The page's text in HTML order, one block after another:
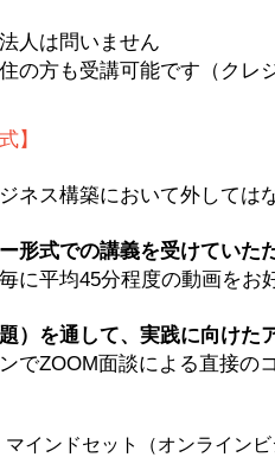
は問いません
方も受講可能です（クレジ
】
ネス構築において外しては
形式での講義を受けていた
に平均45分程度の動画をお
）を通して、実践に向けた
でZOOM面談による直接の
マインドセット（オンラインビ